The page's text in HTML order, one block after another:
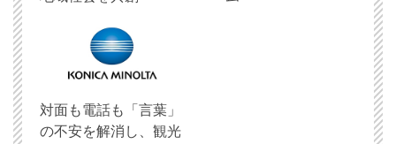
対面も電話も「言葉」
の不安を解消し、観光